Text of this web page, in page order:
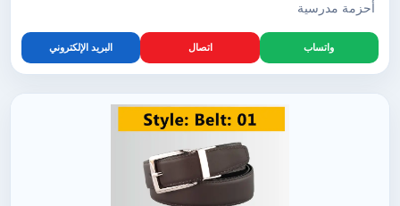
أحزمة مدرسية
واتساب اتصال البريد الإلكتروني